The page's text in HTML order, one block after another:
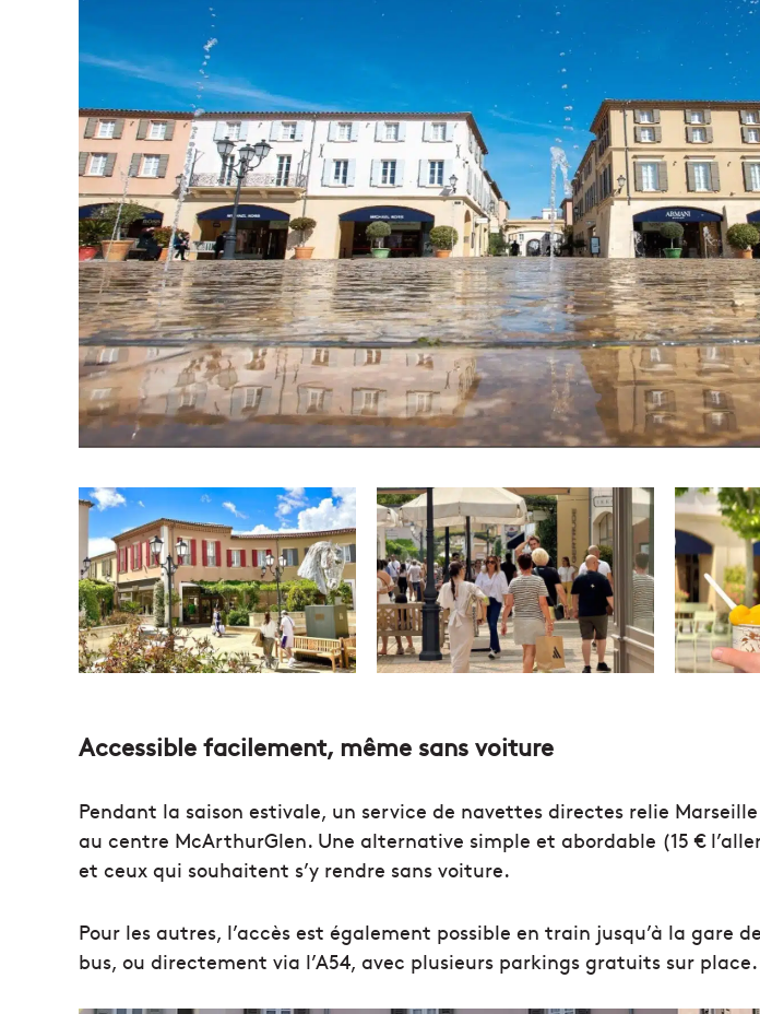
Accessible facilement, même sans voiture
Pendant la saison estivale, un service de navettes directes relie
au centre McArthurGlen. Une alternative simple et abordable (15 €
et ceux qui souhaitent s’y rendre sans voiture.
Pour les autres, l’accès est également possible en train jusqu’à la gare
bus, ou directement via l’A54, avec plusieurs parkings gratuits sur place.